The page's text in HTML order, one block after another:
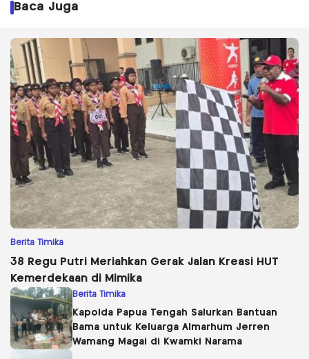
Baca Juga
Berita Timika
38 Regu Putri Meriahkan Gerak Jalan Kreasi HUT
Kemerdekaan di Mimika
Berita Timika
Kapolda Papua Tengah Salurkan Bantuan
Bama untuk Keluarga Almarhum Jerren
Wamang Magai di Kwamki Narama